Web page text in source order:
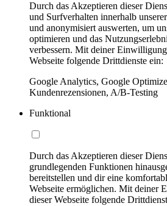
Durch das Akzeptieren dieser
und Surfverhalten innerhalb
und anonymisiert auswerten, um
optimieren und das
verbessern. Mit deiner
Webseite folgende Drittdienste ein:
Google Analytics, Google
Kundenrezensionen, A/B-Testing
Funktional
Durch das Akzeptieren dieser
grundlegenden Funktionen
bereitstellen und dir eine
Webseite ermöglichen. Mit deiner
dieser Webseite folgende